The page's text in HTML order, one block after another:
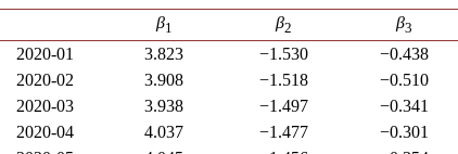
β1 β2 β3
2020-01 3.823 −1.530
−0.438
2020-02
3.908 −1.518
−0.510
2020-03
3.938 −1.497
−0.341
2020-04
4.037 −1.477
−0.301